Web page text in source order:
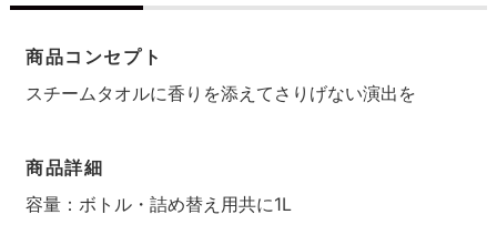
商品コンセプト
スチームタオルに香りを添えてさりげない演出を
商品詳細
容量：ボトル・詰め替え用共に1L